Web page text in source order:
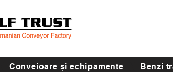
Conveioare și echipamente Benzi